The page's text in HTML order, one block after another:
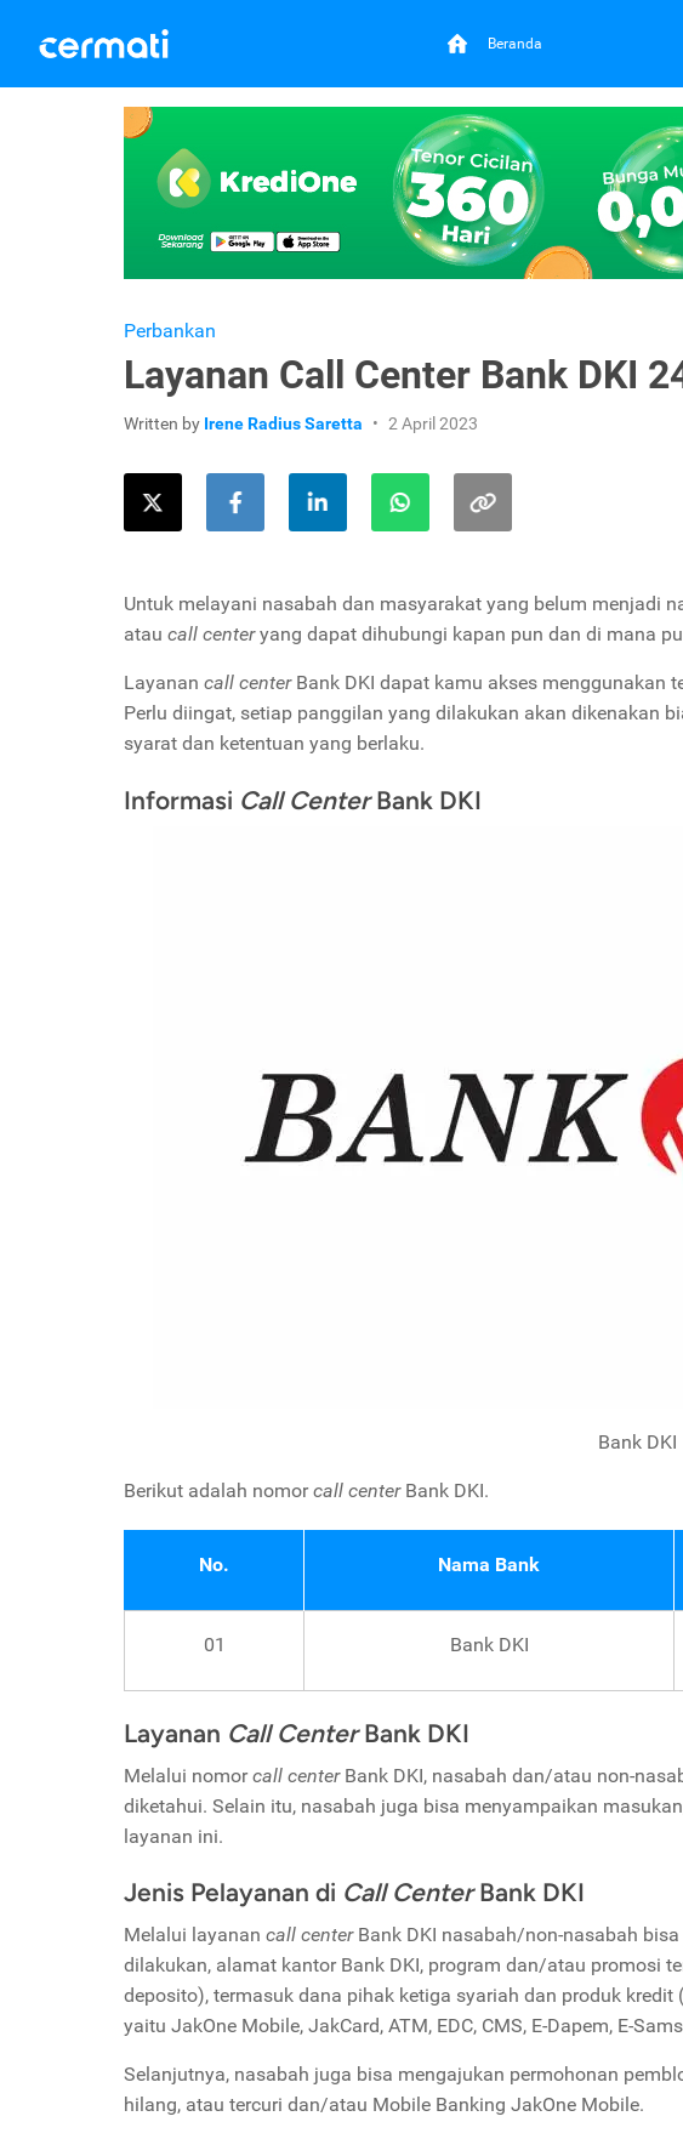
Beranda
Perbankan
Layanan Call Center Bank DKI
Written by Irene Radius Saretta 2 April 2023
Untuk melayani nasabah dan masyarakat yang belum menjadi
atau call centeryang dapat dihubungi kapan pun dan di mana
Layanan call centerBank DKI dapat kamu akses menggunakan
Perlu diingat, setiap panggilan yang dilakukan akan dikenakan
syarat dan ketentuan yang berlaku.
Informasi Call CenterBank DKI
Bank DKI
Berikut adalah nomorcall centerBank DKI.
No. Nama Bank
01 Bank DKI
Layanan Call CenterBank DKI
Melalui nomorcall centerBank DKI, nasabah dan/atau non-
diketahui. Selain itu, nasabah juga bisa menyampaikan
layanan ini.
Jenis Pelayanan di Call CenterBank DKI
Melalui layanan call centerBank DKI nasabah/non-nasabah
dilakukan, alamat kantor Bank DKI, program dan/atau promosi
deposito), termasuk dana pihak ketiga syariah dan produk kredit
yaitu JakOne Mobile, JakCard, ATM, EDC, CMS, E-Dapem, E-
Selanjutnya, nasabah juga bisa mengajukan permohonan
hilang, atau tercuri dan/atau Mobile Banking JakOne Mobile.